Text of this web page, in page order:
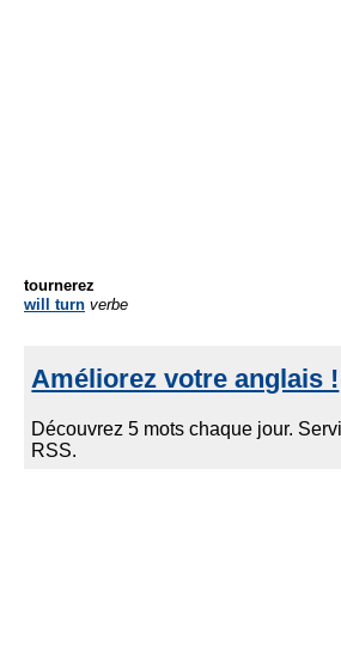
tournerez
will turn verbe